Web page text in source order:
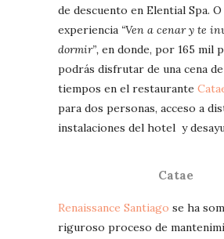
de descuento en Elential Spa. O
experiencia “Ven a cenar y te
dormir”, en donde, por 165 mil
podrás disfrutar de una cena
tiempos en el restaurante
para dos personas, acceso a
instalaciones del hotel y
Catae
Renaissance Santiago se ha
riguroso proceso de